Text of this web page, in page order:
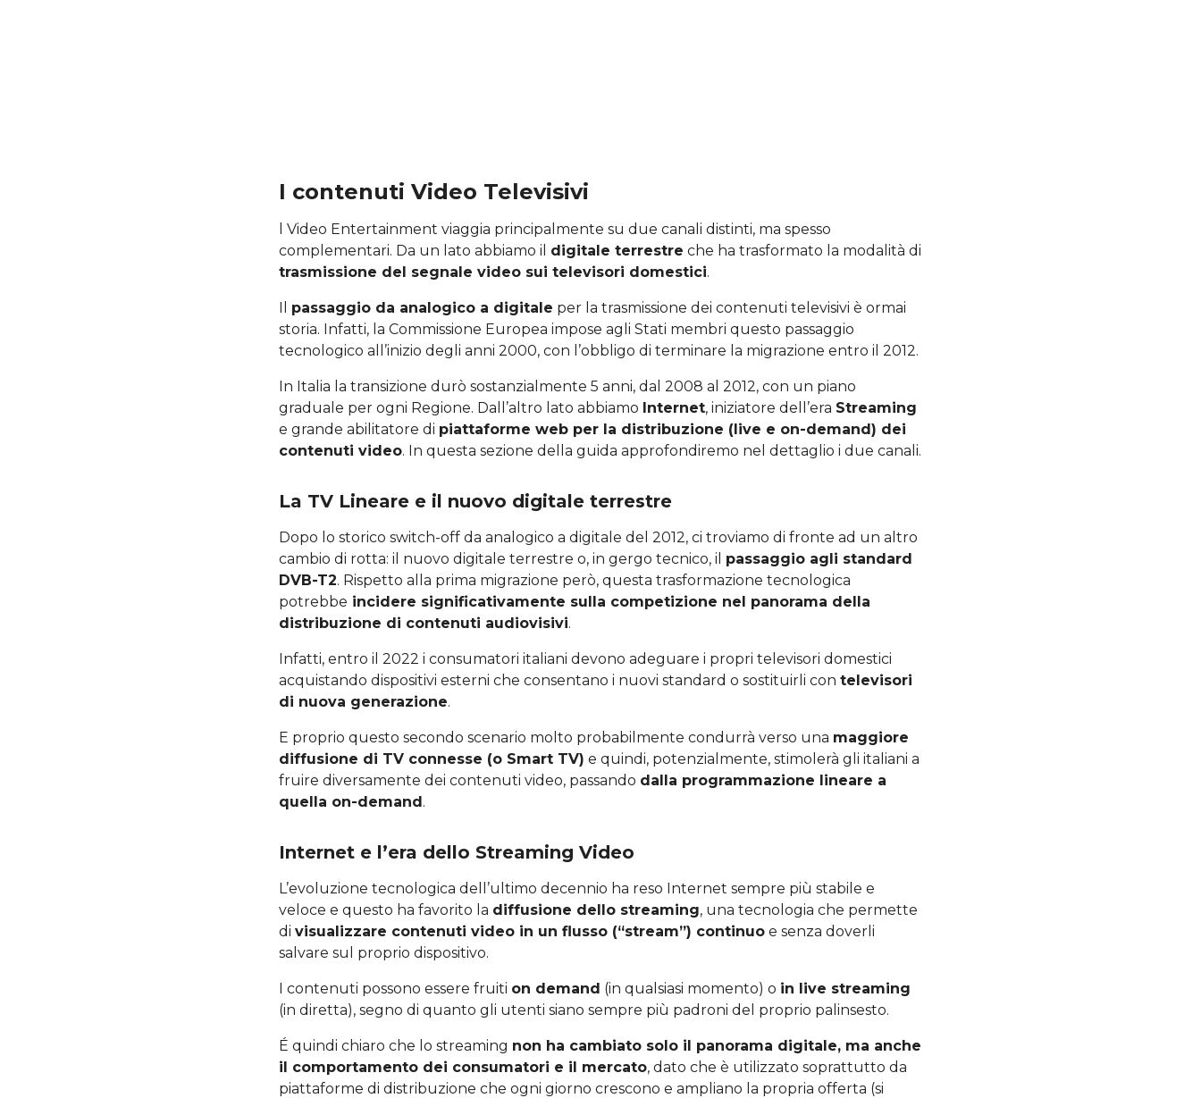
I contenuti Video Televisivi
l Video Entertainment viaggia principalmente su due canali distinti, ma spesso
complementari. Da un lato abbiamo il digitale terrestre che ha trasformato la modalità di
trasmissione del segnale video sui televisori domestici.
Il passaggio da analogico a digitale per la trasmissione dei contenuti televisivi è ormai
storia. Infatti, la Commissione Europea impose agli Stati membri questo passaggio
tecnologico all’inizio degli anni 2000, con l’obbligo di terminare la migrazione entro il 2012.
In Italia la transizione durò sostanzialmente 5 anni, dal 2008 al 2012, con un piano
graduale per ogni Regione. Dall’altro lato abbiamo Internet, iniziatore dell’era Streaming
e grande abilitatore di piattaforme web per la distribuzione (live e on-demand) dei
contenuti video. In questa sezione della guida approfondiremo nel dettaglio i due canali.
La TV Lineare e il nuovo digitale terrestre
Dopo lo storico switch-off da analogico a digitale del 2012, ci troviamo di fronte ad un altro
cambio di rotta: il nuovo digitale terrestre o, in gergo tecnico, il passaggio agli standard
DVB-T2. Rispetto alla prima migrazione però, questa trasformazione tecnologica
potrebbe incidere significativamente sulla competizione nel panorama della
distribuzione di contenuti audiovisivi.
Infatti, entro il 2022 i consumatori italiani devono adeguare i propri televisori domestici
acquistando dispositivi esterni che consentano i nuovi standard o sostituirli con televisori
di nuova generazione.
E proprio questo secondo scenario molto probabilmente condurrà verso una maggiore
diffusione di TV connesse (o Smart TV) e quindi, potenzialmente, stimolerà gli italiani a
fruire diversamente dei contenuti video, passando dalla programmazione lineare a
quella on-demand.
Internet e l’era dello Streaming Video
L’evoluzione tecnologica dell’ultimo decennio ha reso Internet sempre più stabile e
veloce e questo ha favorito la diffusione dello streaming, una tecnologia che permette
di visualizzare contenuti video in un flusso (“stream”) continuo e senza doverli
salvare sul proprio dispositivo.
I contenuti possono essere fruiti on demand (in qualsiasi momento) o in live streaming
(in diretta), segno di quanto gli utenti siano sempre più padroni del proprio palinsesto.
É quindi chiaro che lo streaming non ha cambiato solo il panorama digitale, ma anche
il comportamento dei consumatori e il mercato, dato che è utilizzato soprattutto da
piattaforme di distribuzione che ogni giorno crescono e ampliano la propria offerta (si